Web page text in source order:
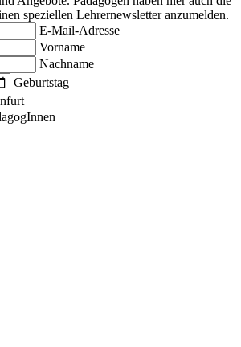
speziellen Lehrernewsletter anzumelden.
E-Mail-Adresse
Vorname
Nachname
Geburtstag